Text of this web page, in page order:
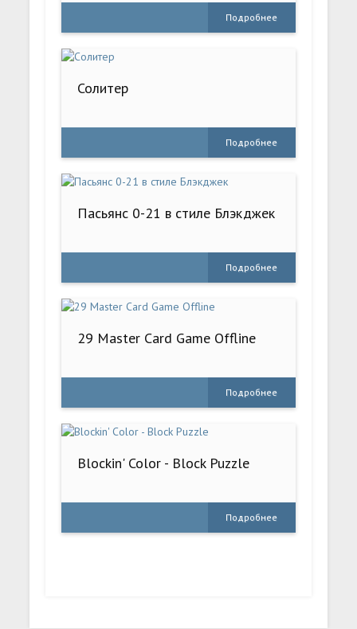
Подробнее
Солитер
Подробнее
Пасьянс 0-21 в стиле Блэкджек
Подробнее
29 Master Card Game Offline
Подробнее
Blockin' Color - Block Puzzle
Подробнее